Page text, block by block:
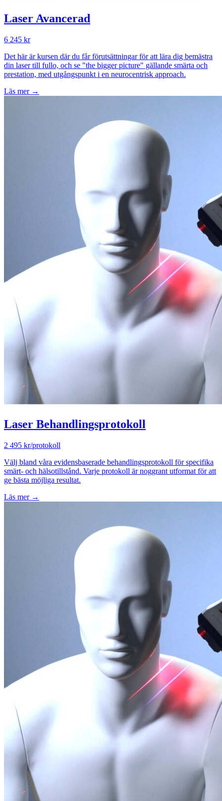
Laser Avancerad
6 245 kr
Det här är kursen där du får förutsättningar för att lära dig bemästra
din laser till fullo, och se "the bigger picture" gällande smärta och
prestation, med utgångspunkt i en neurocentrisk approach.
Läs mer →
Laser Behandlingsprotokoll
2 495 kr/protokoll
Välj bland våra evidensbaserade behandlingsprotokoll för specifika
smärt- och hälsotillstånd. Varje protokoll är noggrant utformat för att
ge bästa möjliga resultat.
Läs mer →